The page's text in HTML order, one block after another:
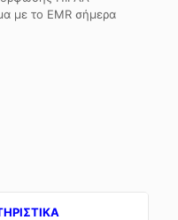
με το EMR σήμερα